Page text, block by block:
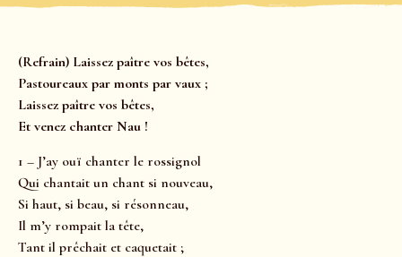
(Refrain) Laissez paître vos bêtes,
Pastoureaux par monts par vaux ;
Laissez paître vos bêtes,
Et venez chanter Nau !
1 – J’ay ouï chanter le rossignol
Qui chantait un chant si nouveau,
Si haut, si beau, si résonneau,
Il m’y rompait la tête,
Tant il prêchait et caquetait ;